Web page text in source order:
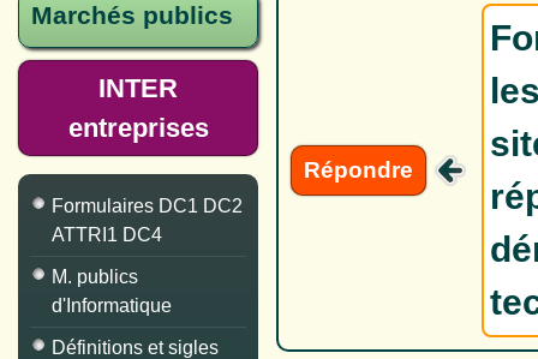
Marchés publics
INTER
entreprises
Formulaires DC1 DC2
ATTRI1 DC4
M. publics
d'Informatique
Définitions et sigles
Répondre